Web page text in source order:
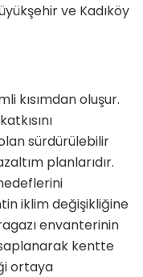
ve Kadıköy
kısımdan oluşur.
sürdürülebilir
planlarıdır.
iklim değişikliğine
envanterinin
kentte
ortaya